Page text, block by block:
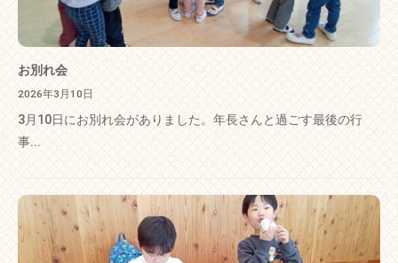
お別れ会
2026年3月10日
3月10日にお別れ会がありました。年長さんと過ごす最後の行
事...